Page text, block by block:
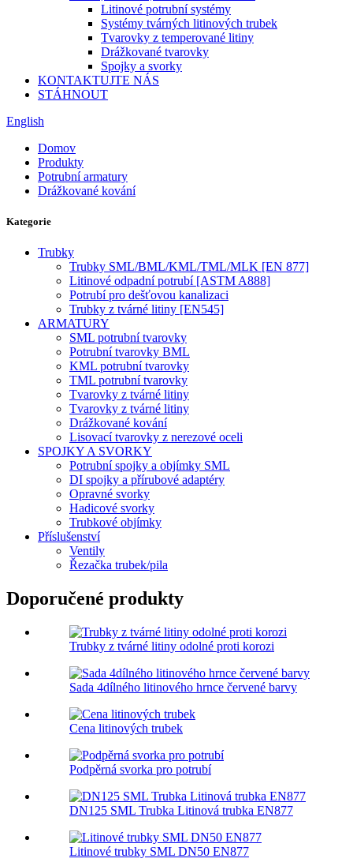
Litinové potrubní systémy
Systémy tvárných litinových trubek
Tvarovky z temperované litiny
Drážkované tvarovky
Spojky a svorky
KONTAKTUJTE NÁS
STÁHNOUT
English
Domov
Produkty
Potrubní armatury
Drážkované kování
Kategorie
Trubky
Trubky SML/BML/KML/TML/MLK [EN 877]
Litinové odpadní potrubí [ASTM A888]
Potrubí pro dešťovou kanalizaci
Trubky z tvárné litiny [EN545]
ARMATURY
SML potrubní tvarovky
Potrubní tvarovky BML
KML potrubní tvarovky
TML potrubní tvarovky
Tvarovky z tvárné litiny
Tvarovky z tvárné litiny
Drážkované kování
Lisovací tvarovky z nerezové oceli
SPOJKY A SVORKY
Potrubní spojky a objímky SML
DI spojky a přírubové adaptéry
Opravné svorky
Hadicové svorky
Trubkové objímky
Příslušenství
Ventily
Řezačka trubek/pila
Doporučené produkty
Trubky z tvárné litiny odolné proti korozi
Sada 4dílného litinového hrnce červené barvy
Cena litinových trubek
Podpěrná svorka pro potrubí
DN125 SML Trubka Litinová trubka EN877
Litinové trubky SML DN50 EN877